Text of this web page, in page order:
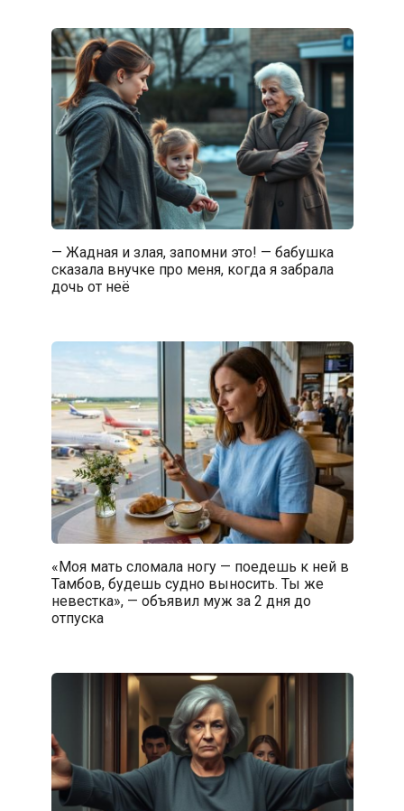
— Жадная и злая, запомни это! — бабушка
сказала внучке про меня, когда я забрала
дочь от неё
«Моя мать сломала ногу — поедешь к ней в
Тамбов, будешь судно выносить. Ты же
невестка», — объявил муж за 2 дня до
отпуска